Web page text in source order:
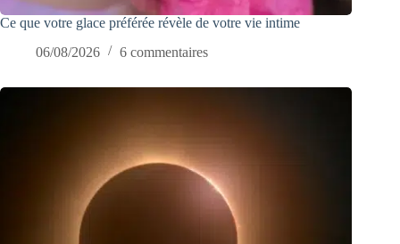
Ce que votre glace préférée révèle de votre vie intime
06/08/2026
6 commentaires